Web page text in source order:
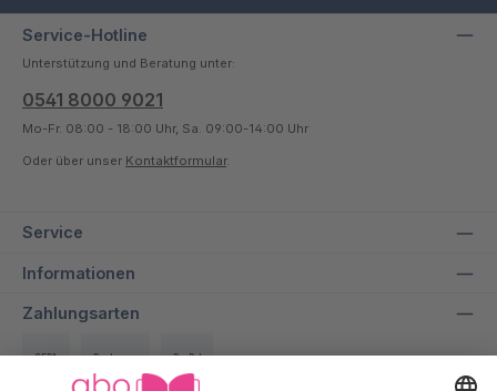
Service-Hotline
Unterstützung und Beratung unter:
0541 8000 9021
Mo-Fr. 08:00 - 18:00 Uhr, Sa. 09:00-14:00 Uhr
Oder über unser Kontaktformular.
Service
Informationen
Zahlungsarten
SEPA Rechnung PayPal